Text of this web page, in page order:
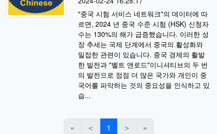
"중국 시험 서비스 네트워크"의 데이터에 따
르면, 2024 년 중국 수준 시험 (HSK) 신청자
수는 130%의 해가 급증했습니다. 이러한 성
장 추세는 국제 단계에서 중국의 활성화와
밀접한 관련이 있습니다. 중국 경제의 활발
한 발전과 "벨트 앤로드"이니셔티브의 두 번
의 발전으로 점점 더 많은 국가와 개인이 중
국어를 파악하는 것의 중요성을 인식하고 있
습...
« ＜ 1 ＞ »